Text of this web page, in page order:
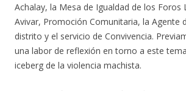
Achalay, la Mesa de Igualdad de los Foros
Avivar, Promoción Comunitaria, la Agente
distrito y el servicio de Convivencia.
una labor de reflexión en torno a este
iceberg de la violencia machista.